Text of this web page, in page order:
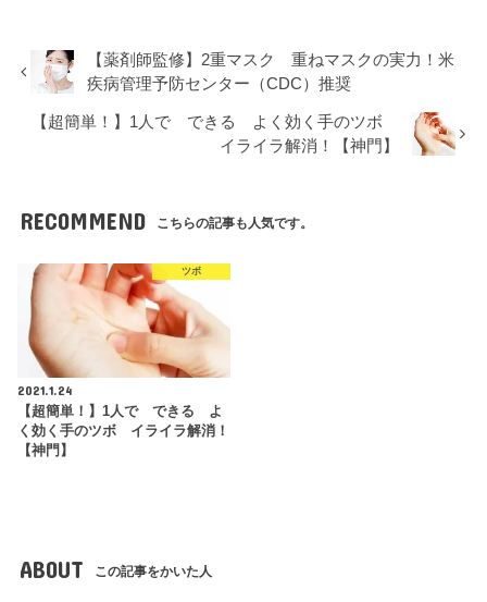
【薬剤師監修】2重マスク 重ねマスクの実力！米
疾病管理予防センター（CDC）推奨
【超簡単！】1人で できる よく効く手のツボ
イライラ解消！【神門】
RECOMMEND こちらの記事も人気です。
ツボ
2021.1.24
【超簡単！】1人で できる よ
く効く手のツボ イライラ解消！
【神門】
ABOUT この記事をかいた人